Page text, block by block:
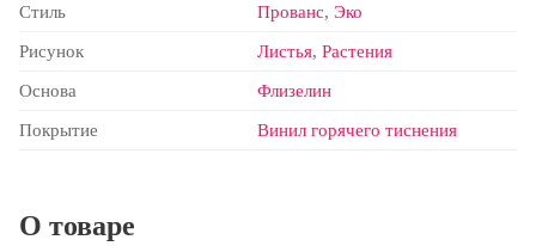
Стиль Прованс, Эко
Рисунок Листья, Растения
Основа Флизелин
Покрытие Винил горячего тиснения
О товаре